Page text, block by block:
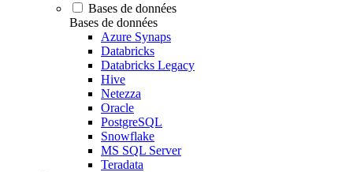
Bases de données
Bases de données
Azure Synaps
Databricks
Databricks Legacy
Hive
Netezza
Oracle
PostgreSQL
Snowflake
MS SQL Server
Teradata